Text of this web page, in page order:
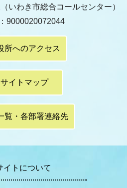
（いわき市総合コールセンター）
9000020072044
所へのアクセス
サイトマップ
覧・各部署連絡先
イトについて